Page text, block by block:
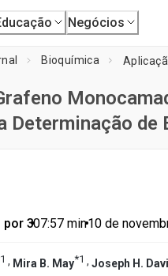
Negócios
Bioquímica
Determinação
por 3•07:57 min•10 de
1 , Mira B. May*1 , Joseph H.